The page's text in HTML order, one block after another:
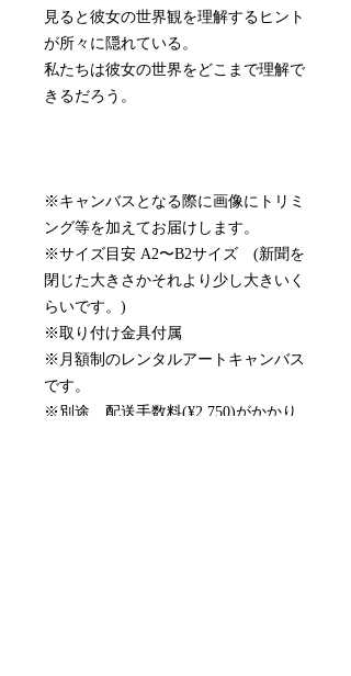
見ると彼女の世界観を理解するヒント
が所々に隠れている。
私たちは彼女の世界をどこまで理解で
きるだろう。
※キャンバスとなる際に画像にトリミ
ング等を加えてお届けします。
※サイズ目安 A2〜B2サイズ (新聞を
閉じた大きさかそれより少し大きいく
らいです。)
※取り付け金具付属
※月額制のレンタルアートキャンバス
です。
※別途、配送手数料(¥2,750)がかかり